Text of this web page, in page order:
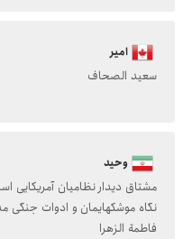
امیر
سعید الصحاف
وحید
مشتاق دیدار نظامیان آمریکایی
نگاه موشکهایمان و ادوات جنگی
فاطمة الزهرا